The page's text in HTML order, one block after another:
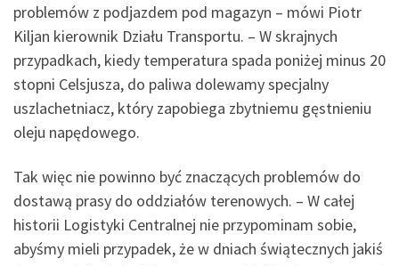
problemów z podjazdem pod magazyn – mówi Piotr
Kiljan kierownik Działu Transportu. – W skrajnych
przypadkach, kiedy temperatura spada poniżej minus 20
stopni Celsjusza, do paliwa dolewamy specjalny
uszlachetniacz, który zapobiega zbytniemu gęstnieniu
oleju napędowego.
Tak więc nie powinno być znaczących problemów do
dostawą prasy do oddziałów terenowych. – W całej
historii Logistyki Centralnej nie przypominam sobie,
abyśmy mieli przypadek, że w dniach świątecznych jakiś